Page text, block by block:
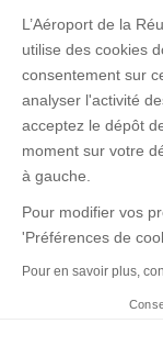
L’Aéroport de la
utilise des cookies
consentement sur
analyser l'activité
acceptez le dépôt
moment sur votre
à gauche.
Pour modifier vos
'Préférences de
Pour en savoir plus,
Politique de
Mentions légales
CGV - CGU
Contact